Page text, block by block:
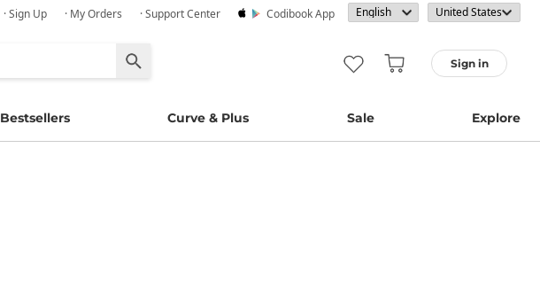
· Sign Up · My Orders · Support Center Codibook App
Sign in
Bestsellers Curve & Plus Sale Explore